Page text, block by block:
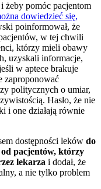
żeby pomóc pacjentom
dowiedzieć się,
poinformował, że
w tej chwili
którzy mieli obawy
uzyskali informacje,
w aptece brakuje
zaproponować
politycznych o umiar,
Hasło, że nie
i one działają równie
dostępności leków do
od pacjentów, którzy
lekarza i dodał, że
a nie tylko problem